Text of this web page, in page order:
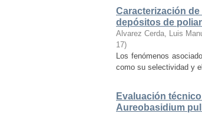
Caracterización
depósitos de
Alvarez Cerda, Luis
17)
Los fenómenos
como su selectividad y
Evaluación
Aureobasidium